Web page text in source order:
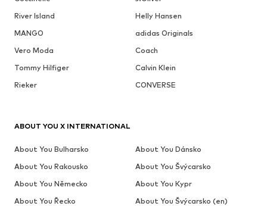
River Island
Helly Hansen
MANGO
adidas Originals
Vero Moda
Coach
Tommy Hilfiger
Calvin Klein
Rieker
CONVERSE
ABOUT YOU X INTERNATIONAL
About You Bulharsko
About You Dánsko
About You Rakousko
About You Švýcarsko
About You Německo
About You Kypr
About You Řecko
About You Švýcarsko (en)